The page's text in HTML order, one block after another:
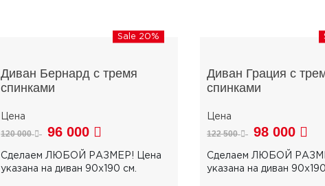
Sale 20%
Диван Бернард с тремя
спинками
120 000 96 000
Сделаем ЛЮБОЙ РАЗМЕР! Цена
указана на диван 90х190 см.
Диван Грация с
спинками
122 500 98 000
Сделаем ЛЮБОЙ
указана на диван